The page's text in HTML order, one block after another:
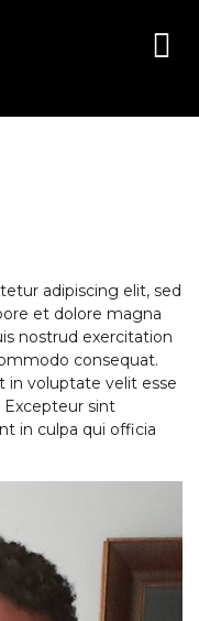
adipiscing elit, sed
et dolore magna
nostrud exercitation
consequat.
in voluptate velit esse
Excepteur sint
in culpa qui officia